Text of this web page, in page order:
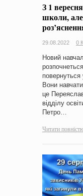
З 1
школи, але
29.08.2022 0
Новий
повернуться
Вони
це
відділу
Петро…
Читати